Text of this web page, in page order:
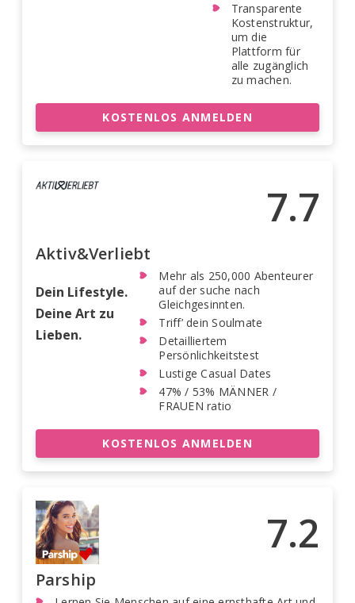
Transparente
Kostenstruktur,
um die
Plattform für
alle zugänglich
zu machen.
KOSTENLOS ANMELDEN
7.7
Aktiv&Verliebt
Dein Lifestyle.
Deine Art zu
Lieben.
Mehr als 250,000 Abenteurer
auf der suche nach
Gleichgesinnten.
Triff’ dein Soulmate
Detailliertem
Persönlichkeitstest
Lustige Casual Dates
47% / 53% MÄNNER /
FRAUEN ratio
KOSTENLOS ANMELDEN
7.2
Parship